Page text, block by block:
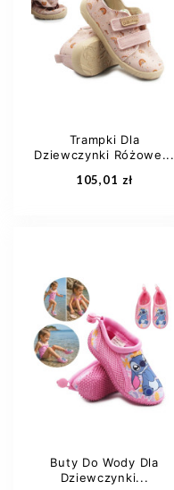
21 22
24
25
Dodaj do koszyka
Trampki Dla
Dziewczynki Różowe...
105,01 zł
26 28
29
30
31
Dodaj do koszyka
Buty Do Wody Dla
Dziewczynki...